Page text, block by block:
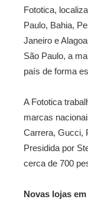
Fototica,
Paulo, Bahia,
Janeiro e
São Paulo, a
país de forma
A Fototica
marcas
Carrera, Gucci,
Presidida por
cerca de 700
Novas lojas